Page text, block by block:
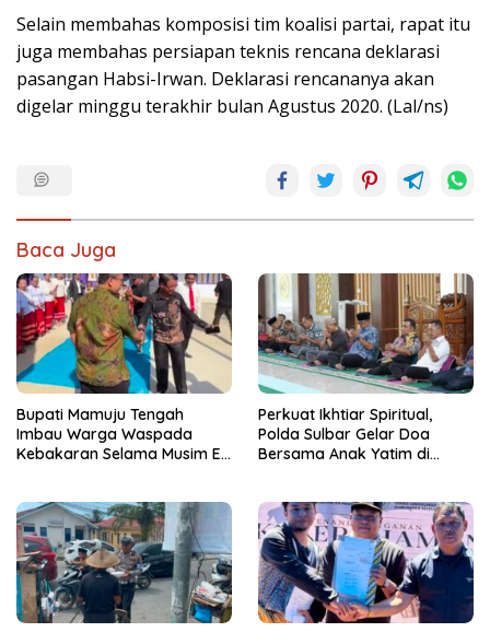
Selain membahas komposisi tim koalisi partai, rapat itu
juga membahas persiapan teknis rencana deklarasi
pasangan Habsi-Irwan. Deklarasi rencananya akan
digelar minggu terakhir bulan Agustus 2020. (Lal/ns)
Baca Juga
Bupati Mamuju Tengah
Imbau Warga Waspada
Kebakaran Selama Musim El
Perkuat Ikhtiar Spiritual,
Polda Sulbar Gelar Doa
Bersama Anak Yatim di